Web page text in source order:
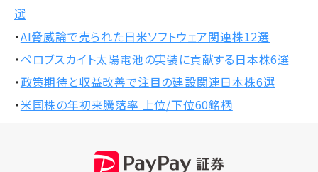
選
・AI脅威論で売られた日米ソフトウェア関連株12選
・ペロブスカイト太陽電池の実装に貢献する日本株6選
・政策期待と収益改善で注目の建設関連日本株6選
・米国株の年初来騰落率 上位/下位60銘柄